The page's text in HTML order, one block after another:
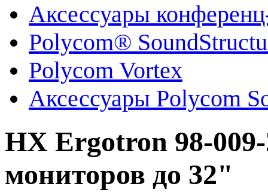
Аксессуары
Polycom®
Polycom Vortex
Аксессуары Polycom
HX Ergotron 98-
мониторов до 32"